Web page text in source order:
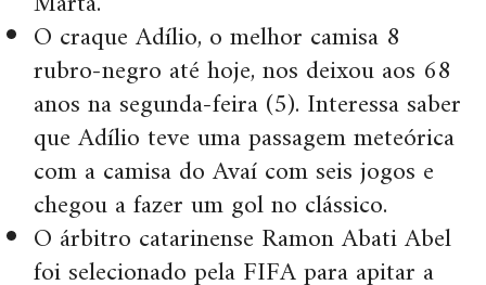
O craque Adílio, o melhor camisa 8
rubro-negro até hoje, nos deixou aos 68
anos na segunda-feira (5). Interessa saber
que Adílio teve uma passagem meteórica
com a camisa do Avaí com seis jogos e
chegou a fazer um gol no clássico.
O árbitro catarinense Ramon Abati Abel
foi selecionado pela FIFA para apitar a